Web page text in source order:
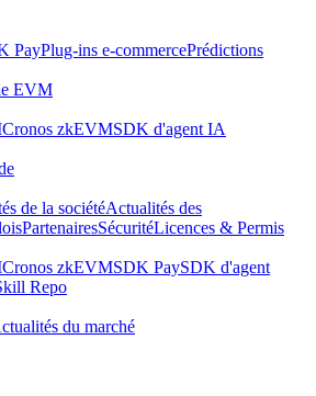
PayPlug-ins e-commercePrédictions
EVM
Cronos zkEVMSDK d'agent IA
de la sociétéActualités des
PartenairesSécuritéLicences & Permis
Cronos zkEVMSDK PaySDK d'agent
Repo
du marché